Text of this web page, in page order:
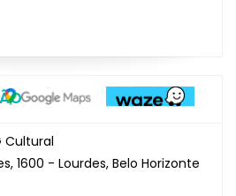
Cultural
1600 - Lourdes, Belo Horizonte